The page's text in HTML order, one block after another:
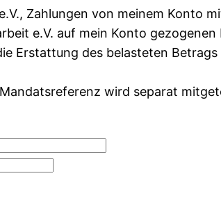
Zahlungen von meinem Konto
e.V. auf mein Konto
Erstattung des belasteten
wird separat